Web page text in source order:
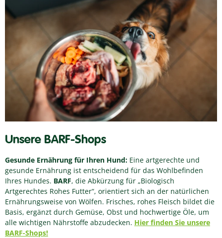
Unsere BARF-Shops
Gesunde Ernährung für Ihren Hund: Eine artgerechte und
gesunde Ernährung ist entscheidend für das Wohlbefinden
Ihres Hundes. BARF, die Abkürzung für „Biologisch
Artgerechtes Rohes Futter“, orientiert sich an der natürlichen
Ernährungsweise von Wölfen. Frisches, rohes Fleisch bildet die
Basis, ergänzt durch Gemüse, Obst und hochwertige Öle, um
alle wichtigen Nährstoffe abzudecken. Hier finden Sie unsere
BARF-Shops!